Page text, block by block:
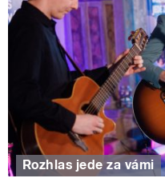
Rozhlas jede za vámi